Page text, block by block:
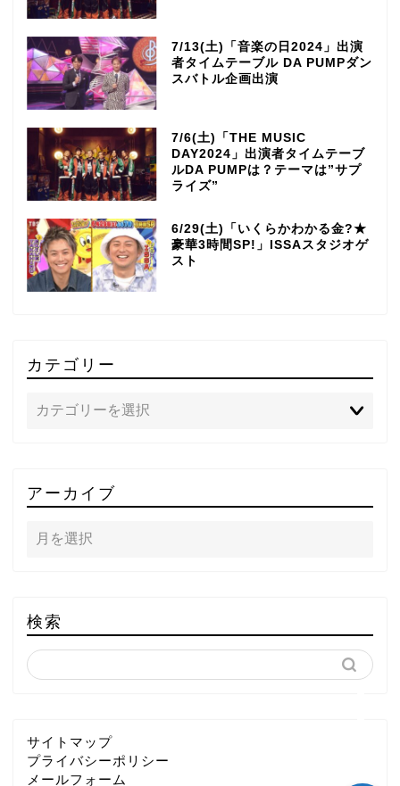
7/13(土)「音楽の日2024」出演
者タイムテーブル DA PUMPダン
スバトル企画出演
7/6(土)「THE MUSIC
DAY2024」出演者タイムテーブ
ルDA PUMPは？テーマは”サプ
ライズ”
6/29(土)「いくらかわかる金?★
豪華3時間SP!」ISSAスタジオゲ
スト
カテゴリー
アーカイブ
検索
サイトマップ
プライバシーポリシー
メールフォーム
～DA PUMP YORIの晴れ
ばれラジオ～